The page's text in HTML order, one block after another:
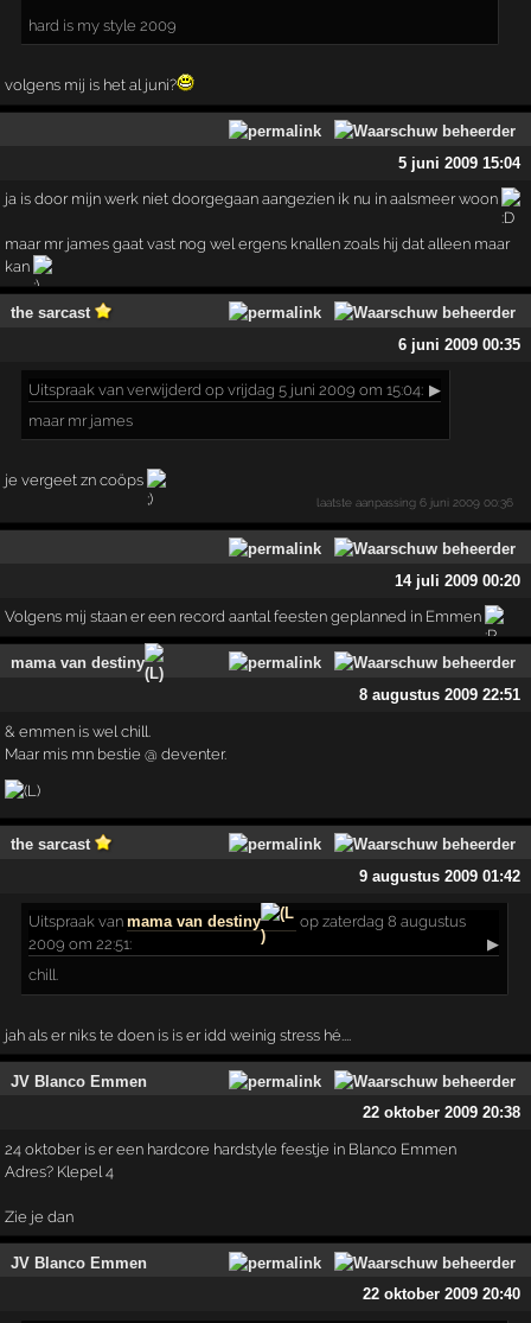
hard is my style 2009
volgens mij is het al juni?
5 juni 2009 15:04
ja is door mijn werk niet doorgegaan aangezien ik nu in aalsmeer woon
maar mr james gaat vast nog wel ergens knallen zoals hij dat alleen maar
kan
the sarcast
6 juni 2009 00:35
Uitspraak van verwijderd op vrijdag 5 juni 2009 om 15:04: ▶
maar mr james
je vergeet zn coöps
laatste aanpassing6 juni 2009 00:36
14 juli 2009 00:20
Volgens mij staan er een record aantal feesten geplanned in Emmen
mama van destiny
8 augustus 2009 22:51
& emmen is wel chill.
Maar mis mn bestie @ deventer.
the sarcast
9 augustus 2009 01:42
Uitspraak vanmama van destiny
op zaterdag 8 augustus
2009 om 22:51:
▶
chill.
jah als er niks te doen is is er idd weinig stress hé....
JV Blanco Emmen
22 oktober 2009 20:38
24 oktober is er een hardcore hardstyle feestje in Blanco Emmen
Adres? Klepel 4
Zie je dan
JV Blanco Emmen
22 oktober 2009 20:40